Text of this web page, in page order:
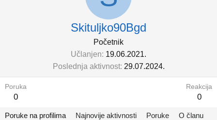
Skituljko90Bgd
Početnik
Učlanjen 19.06.2021.
Poslednja aktivnost 29.07.2024.
Poruka
0
Reakcija
0
Poruke na profilima Najnovije aktivnosti Poruke O članu